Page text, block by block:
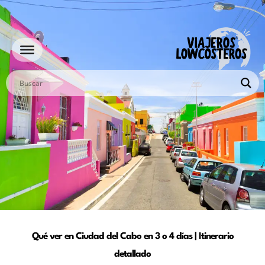
Ir
al
contenido
Qué ver en Ciudad del Cabo en 3 o 4 días | Itinerario
detallado